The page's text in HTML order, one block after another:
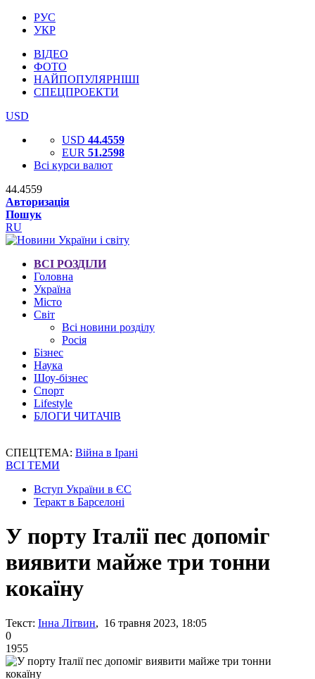
РУС
УКР
ВІДЕО
ФОТО
НАЙПОПУЛЯРНІШІ
СПЕЦПРОЕКТИ
USD
USD 44.4559
EUR 51.2598
Всі курси валют
44.4559
Авторизація
Пошук
RU
ВСІ РОЗДІЛИ
Головна
Україна
Місто
Світ
Всі новини розділу
Росія
Бізнес
Наука
Шоу-бізнес
Спорт
Lifestyle
БЛОГИ ЧИТАЧІВ
СПЕЦТЕМА: Війна в Ірані
ВСІ ТЕМИ
Вступ України в ЄС
Теракт в Барселоні
У порту Італії пес допоміг
виявити майже три тонни
кокаїну
Текст: Інна Літвин, 16 травня 2023, 18:05
0
1955